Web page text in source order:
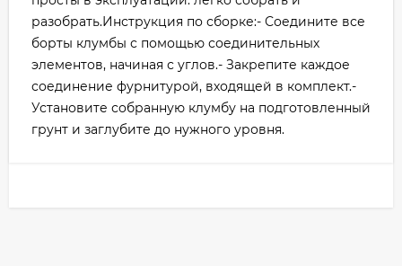
разобрать.Инструкция по сборке:- Соедините все
борты клумбы с помощью соединительных
элементов, начиная с углов.- Закрепите каждое
соединение фурнитурой, входящей в комплект.-
Установите собранную клумбу на подготовленный
грунт и заглубите до нужного уровня.